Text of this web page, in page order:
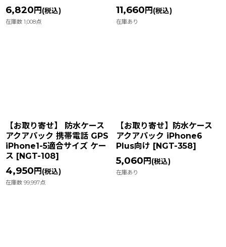
6,820 円 (税込)
在庫数 1,008点
11,660 円 (税込)
在庫あり
【お取り寄せ】 防水ケース
アクアパック 携帯電話 GPS
iPhone1-5適合サイズ ケー
ス [NGT-108]
4,950 円 (税込)
在庫数 99,997点
【お取り寄せ】防水ケース
アクアパック iPhone6
Plus向け [NGT-358]
5,060 円 (税込)
在庫あり